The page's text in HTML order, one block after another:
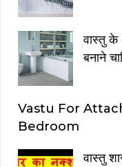
वास्तु
बनाने
Vastu For
Bedroom
वास्तु